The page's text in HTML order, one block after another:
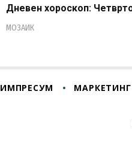
Дневен хороскоп:
МОЗАИК
ИМПРЕСУМ МАРКЕТИНГ